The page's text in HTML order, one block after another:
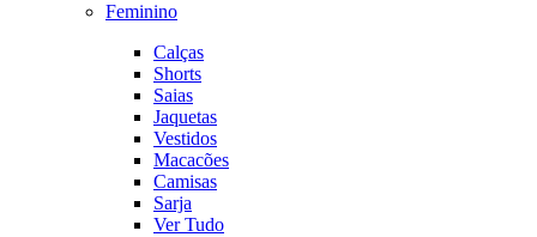
Feminino
Calças
Shorts
Saias
Jaquetas
Vestidos
Macacões
Camisas
Sarja
Ver Tudo